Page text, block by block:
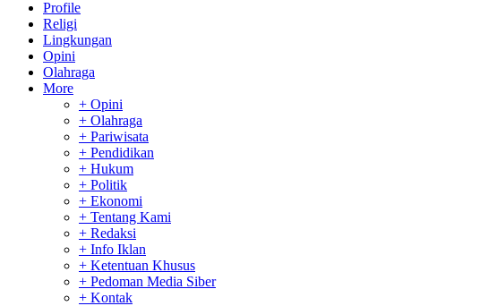
Profile
Religi
Lingkungan
Opini
Olahraga
More
+ Opini
+ Olahraga
+ Pariwisata
+ Pendidikan
+ Hukum
+ Politik
+ Ekonomi
+ Tentang Kami
+ Redaksi
+ Info Iklan
+ Ketentuan Khusus
+ Pedoman Media Siber
+ Kontak